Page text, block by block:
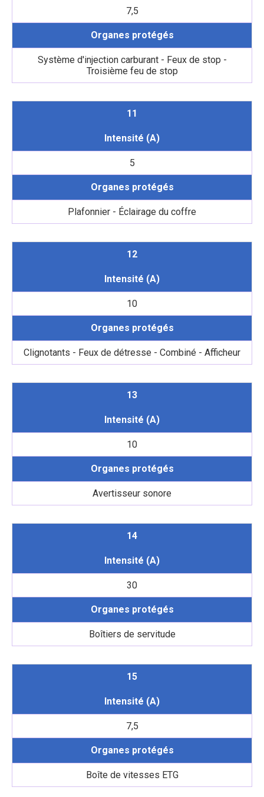
7,5
Organes protégés
Système d'injection carburant - Feux de stop -
Troisième feu de stop
11
Intensité (A)
5
Organes protégés
Plafonnier - Éclairage du coffre
12
Intensité (A)
10
Organes protégés
Clignotants - Feux de détresse - Combiné - Afficheur
13
Intensité (A)
10
Organes protégés
Avertisseur sonore
14
Intensité (A)
30
Organes protégés
Boîtiers de servitude
15
Intensité (A)
7,5
Organes protégés
Boîte de vitesses ETG